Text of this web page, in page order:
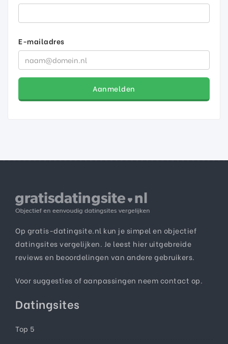
E-mailadres
Aanmelden
Op gratis-datingsite.nl kun je simpel en objectief
datingsites vergelijken. Je leest hier uitgebreide
reviews en beoordelingen van andere gebruikers.
Voor suggesties of aanpassingen neemcontact op.
Datingsites
Top 5